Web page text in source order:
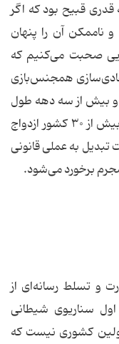
قبیح بود که اگر
ناممکن آن را پنهان
صحبت می‌کنیم که
عادی‌سازی همجنس‌بازی
و بیش از سه دهه طول
کشید تا امروز به نقطه‌ای رسیدیم که در بیش از ۳۰ کشور ازدواج
به عملی قانونی
برخورد می‌شود.
و تسلط رسانه‌ای از
سناریوی شیطانی
کشوری نیست که